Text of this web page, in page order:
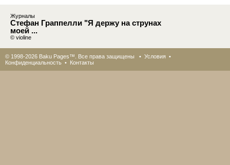
Журналы
Стефан Граппелли "Я держу на струнах
моей ...
© violine
© 1998-2026 Baku Pages™. Все права защищены • Условия •
Конфиденциальность • Контакты